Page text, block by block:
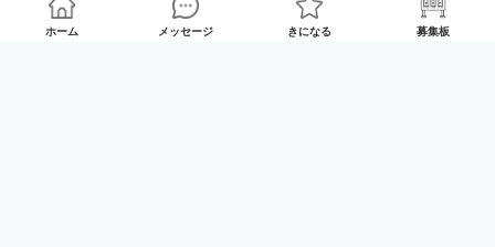
ホーム メッセージ きになる 募集板